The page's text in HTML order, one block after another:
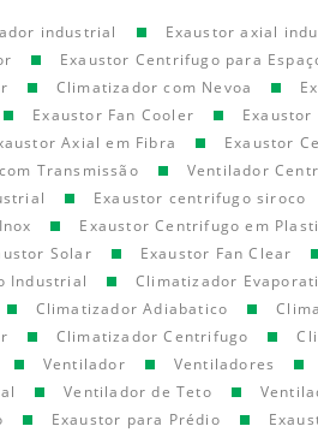
industrial Exaustor axial
Exaustor Centrifugo para
Climatizador com Nevoa
Exaustor Fan Cooler Exaustor
Axial em Fibra Exaustor
Transmissão
Ventilador
Exaustor centrifugo siroco
Exaustor Centrifugo em
Solar Exaustor Fan Clear
Industrial
Climatizador
Climatizador Adiabatico
Climatizador Centrifugo
Ventilador Ventiladores
Ventilador de Teto
Exaustor para Prédio